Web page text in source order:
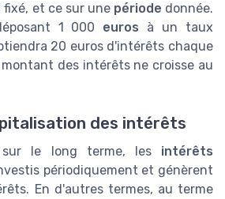
fixé, et ce sur une période donnée.
1 000 euros à un taux
20 euros d'intérêts chaque
montant des intérêts ne croisse au
des intérêts
sur le long terme, les intérêts
périodiquement et génèrent
En d'autres termes, au terme